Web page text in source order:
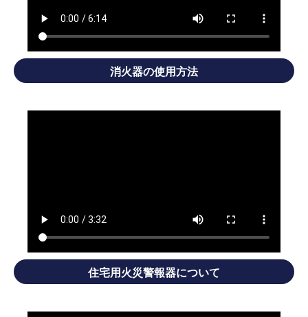
消火器の使用方法
住宅用火災警報器について